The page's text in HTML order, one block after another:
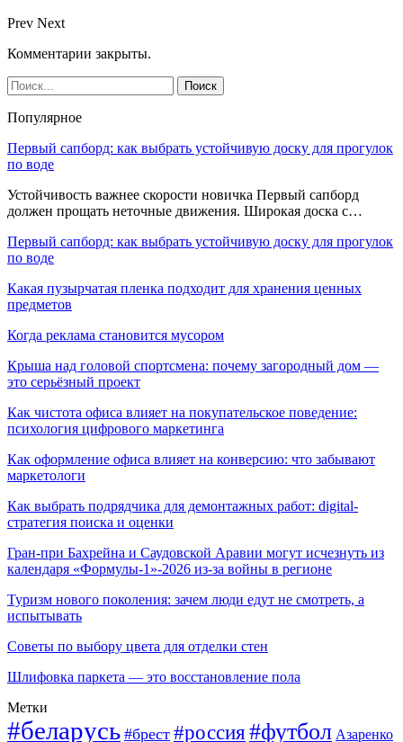
Prev Next
Комментарии закрыты.
Популярное
Первый сапборд: как выбрать устойчивую доску для прогулок
по воде
Устойчивость важнее скорости новичка Первый сапборд
должен прощать неточные движения. Широкая доска с…
Первый сапборд: как выбрать устойчивую доску для прогулок
по воде
Какая пузырчатая пленка подходит для хранения ценных
предметов
Когда реклама становится мусором
Крыша над головой спортсмена: почему загородный дом —
это серьёзный проект
Как чистота офиса влияет на покупательское поведение:
психология цифрового маркетинга
Как оформление офиса влияет на конверсию: что забывают
маркетологи
Как выбрать подрядчика для демонтажных работ: digital-
стратегия поиска и оценки
Гран-при Бахрейна и Саудовской Аравии могут исчезнуть из
календаря «Формулы-1»-2026 из-за войны в регионе
Туризм нового поколения: зачем люди едут не смотреть, а
испытывать
Советы по выбору цвета для отделки стен
Шлифовка паркета — это восстановление пола
Метки
#беларусь #брест #россия#футбол Азаренко